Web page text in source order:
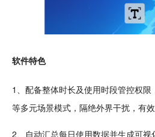
软件特色
1、配备整体时长及使用时段管控权限
等多元场景模式，隔绝外界干扰，有
2、自动汇总每日使用数据并生成可视